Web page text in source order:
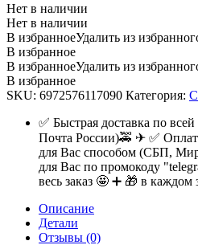
Нет в наличии
Нет в наличии
В избранноеУдалить из
В избранное
В избранноеУдалить из
В избранное
SKU: 6972576117090 Категория:
✅ Быстрая доставка по
Почта России)🚕 ✈ ✅
для Вас способом (СБП,
для Вас по промокоду
весь заказ 🤩 ➕ 🎁 в каждом
Описание
Детали
Отзывы (0)